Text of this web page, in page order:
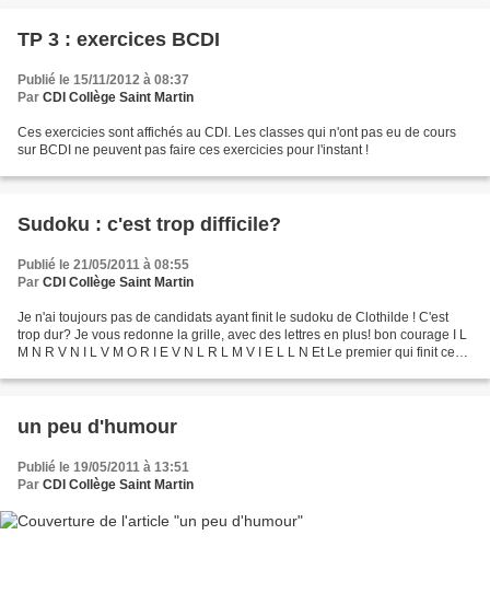
TP 3 : exercices BCDI
Publié le 15/11/2012 à 08:37
Par CDI Collège Saint Martin
Ces exercicies sont affichés au CDI. Les classes qui n'ont pas eu de cours
sur BCDI ne peuvent pas faire ces exercicies pour l'instant !
Sudoku : c'est trop difficile?
Publié le 21/05/2011 à 08:55
Par CDI Collège Saint Martin
Je n'ai toujours pas de candidats ayant finit le sudoku de Clothilde ! C'est
trop dur? Je vous redonne la grille, avec des lettres en plus! bon courage I L
M N R V N I L V M O R I E V N L R L M V I E L L N Et Le premier qui finit ce
un peu d'humour
Publié le 19/05/2011 à 13:51
Par CDI Collège Saint Martin